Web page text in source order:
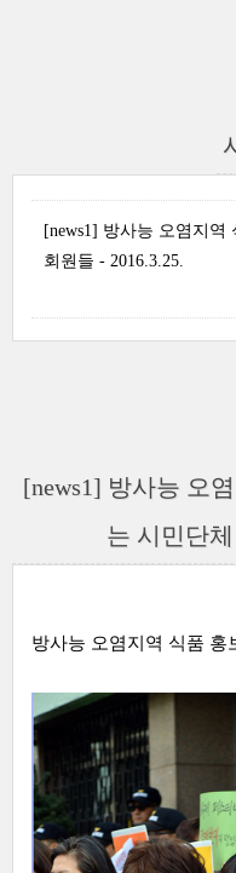
[news1] 방사능 오염지역
회원들 - 2016.3.25.
[news1] 방사능 오
는 시민단
방사능 오염지역 식품 홍